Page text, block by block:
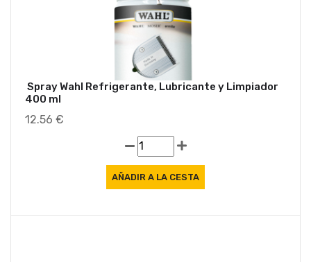
Spray Wahl Refrigerante, Lubricante y Limpiador
400 ml
12.56 €